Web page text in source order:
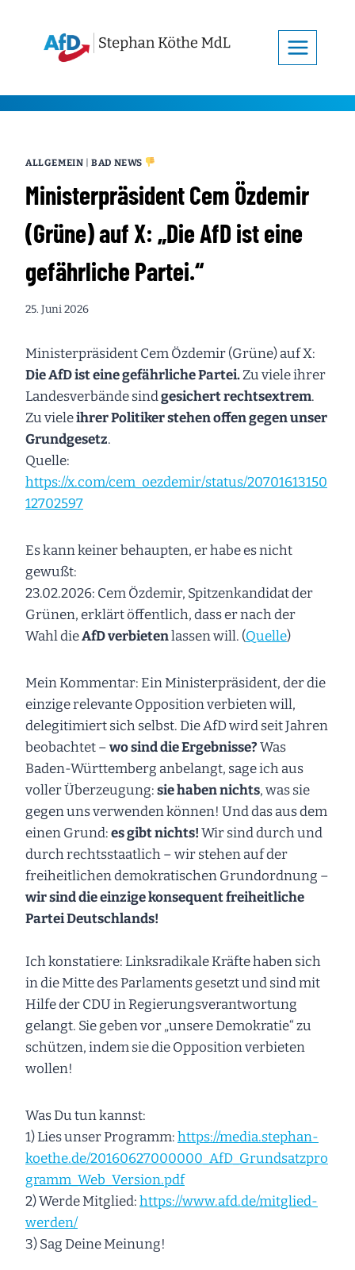
springen
ALLGEMEIN |BAD NEWS
Ministerpräsident Cem Özdemir
(Grüne) auf X: „Die AfD ist eine
gefährliche Partei.“
25. Juni 2026
Ministerpräsident Cem Özdemir (Grüne) auf X:
Die AfD ist eine gefährliche Partei.Zu viele ihrer
Landesverbände sindgesichert rechtsextrem.
Zu vieleihrer Politiker stehen offen gegen unser
Grundgesetz.
Quelle:
https://x.com/cem_oezdemir/status/20701613150
12702597
Es kann keiner behaupten, er habe es nicht
gewußt:
23.02.2026: Cem Özdemir, Spitzenkandidat der
Grünen, erklärt öffentlich, dass er nach der
Wahl dieAfD verbietenlassen will. (Quelle)
Mein Kommentar: Ein Ministerpräsident, der die
einzige relevante Opposition verbieten will,
delegitimiert sich selbst. Die AfD wird seit Jahren
beobachtet –wo sind die Ergebnisse?Was
Baden-Württemberg anbelangt, sage ich aus
voller Überzeugung:sie haben nichts, was sie
gegen uns verwenden können! Und das aus dem
einen Grund:es gibt nichts!Wir sind durch und
durch rechtsstaatlich – wir stehen auf der
freiheitlichen demokratischen Grundordnung –
wir sind die einzige konsequent freiheitliche
Partei Deutschlands!
Ich konstatiere: Linksradikale Kräfte haben sich
in die Mitte des Parlaments gesetzt und sind mit
Hilfe der CDU in Regierungsverantwortung
gelangt. Sie geben vor „unsere Demokratie“ zu
schützen, indem sie die Opposition verbieten
wollen!
Was Du tun kannst:
1) Lies unser Programm:https://media.stephan-
koethe.de/20160627000000_AfD_Grundsatzpro
gramm_Web_Version.pdf
2) Werde Mitglied:https://www.afd.de/mitglied-
werden/
3) Sag Deine Meinung!